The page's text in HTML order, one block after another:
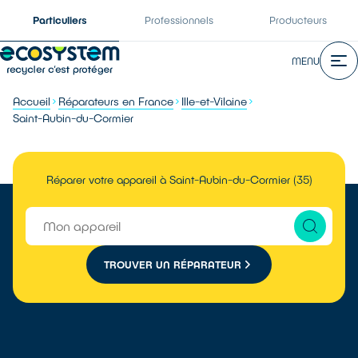
Particuliers Professionnels Producteurs
MENU
Accueil Réparateurs en France
Ille-et-Vilaine
Saint-Aubin-du-Cormier
Réparer votre appareil à Saint-Aubin-du-Cormier (35)
TROUVER UN RÉPARATEUR